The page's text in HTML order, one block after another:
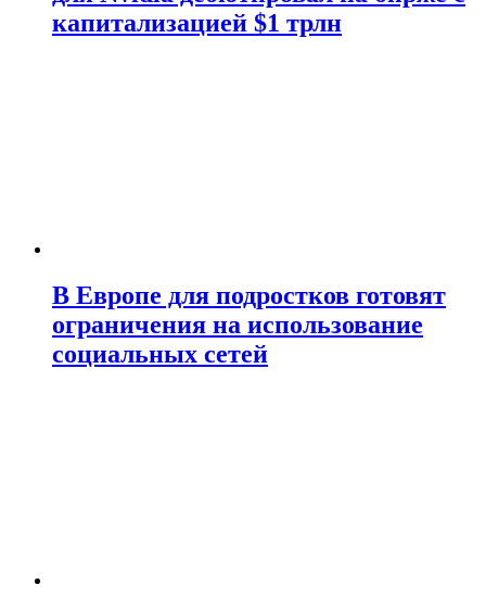
капитализацией $1 трлн
В Европе для подростков готовят
ограничения на использование
социальных сетей